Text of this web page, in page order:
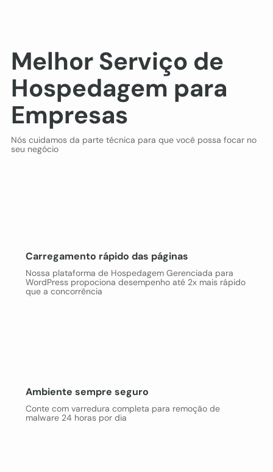
Melhor Serviço de
Hospedagem para
Empresas
Nós cuidamos da parte técnica para que você possa focar no
seu negócio
Carregamento rápido das páginas
Nossa plataforma de Hospedagem Gerenciada para
WordPress propociona desempenho até 2x mais rápido
que a concorrência
Ambiente sempre seguro
Conte com varredura completa para remoção de
malware 24 horas por dia